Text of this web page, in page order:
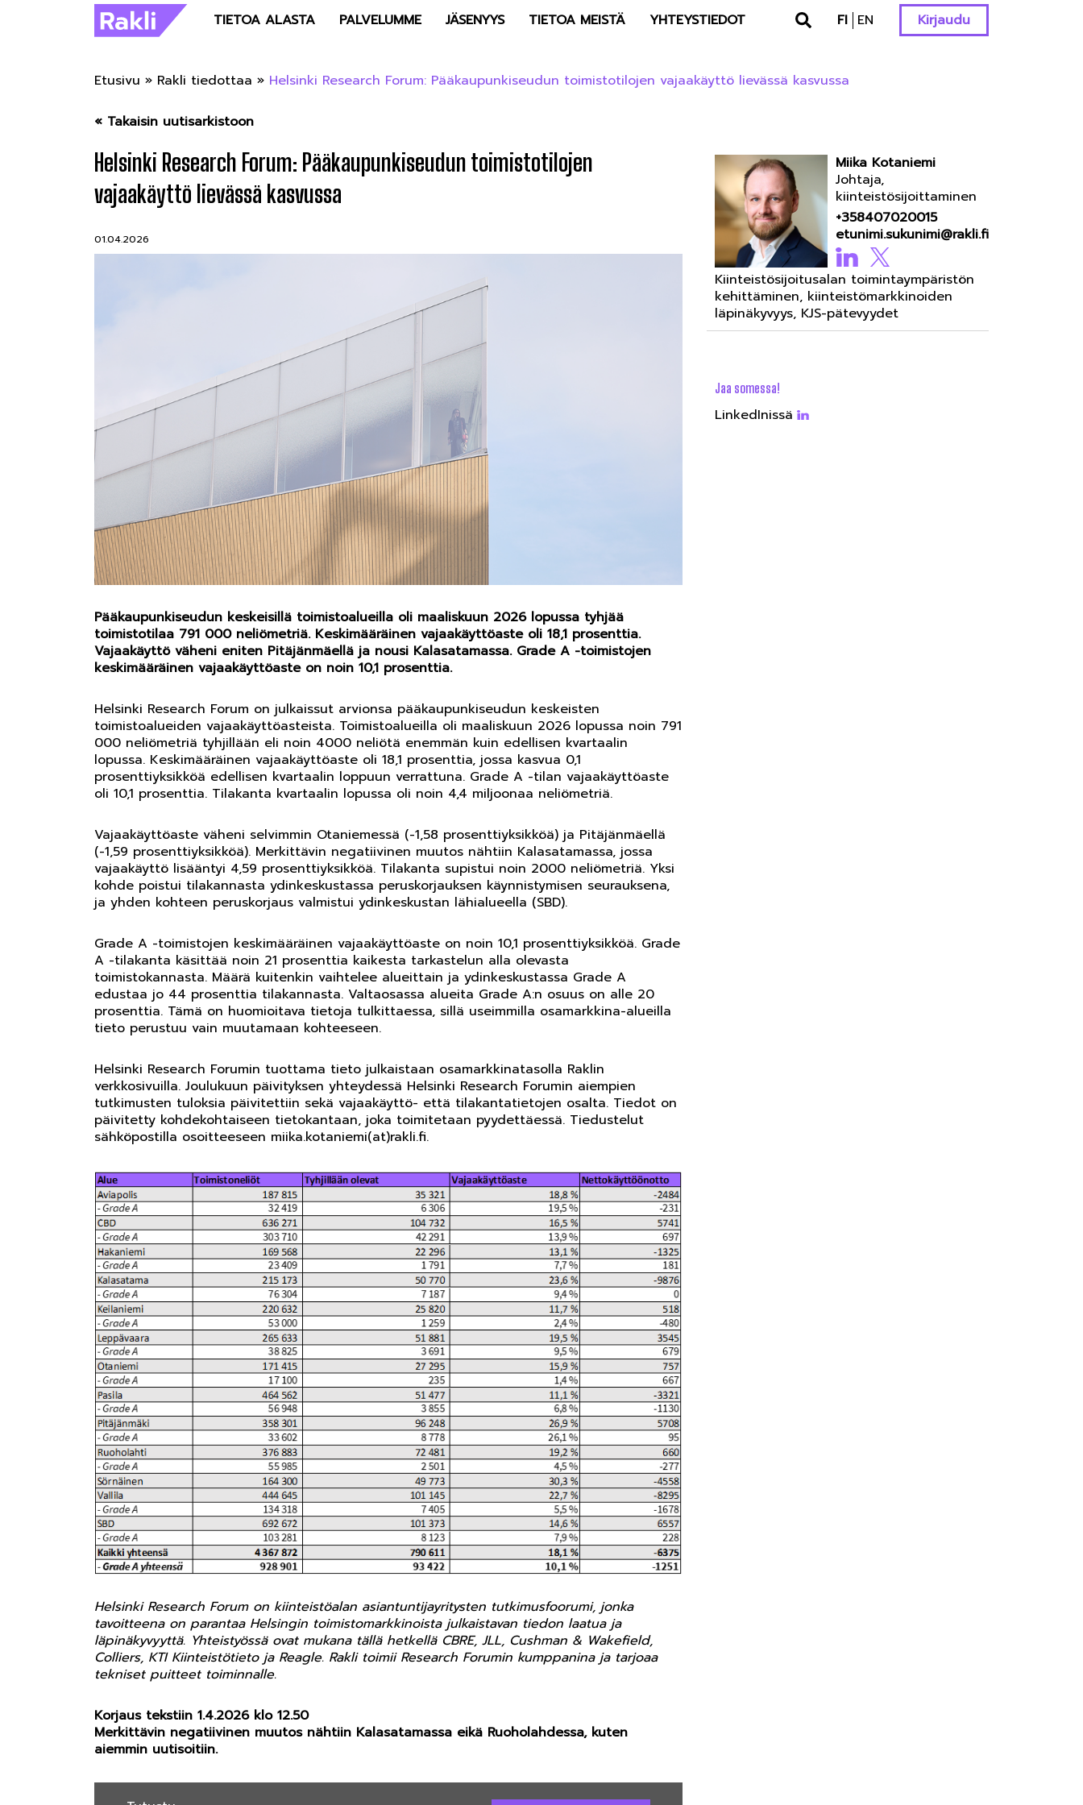
TIETOA ALASTA PALVELUMME JÄSENYYS TIETOA MEISTÄ YHTEYSTIEDOT FI EN Kirjaudu
Etusivu » Rakli tiedottaa » Helsinki Research Forum: Pääkaupunkiseudun toimistotilojen vajaakäyttö lievässä kasvussa
« Takaisin uutisarkistoon
Helsinki Research Forum: Pääkaupunkiseudun toimistotilojen
vajaakäyttö lievässä kasvussa
01.04.2026
Pääkaupunkiseudun keskeisillä toimistoalueilla oli maaliskuun 2026 lopussa tyhjää
toimistotilaa 791 000 neliömetriä. Keskimääräinen vajaakäyttöaste oli 18,1 prosenttia.
Vajaakäyttö väheni eniten Pitäjänmäellä ja nousi Kalasatamassa. Grade A -toimistojen
keskimääräinen vajaakäyttöaste on noin 10,1 prosenttia.
Helsinki Research Forum on julkaissut arvionsa pääkaupunkiseudun keskeisten
toimistoalueiden vajaakäyttöasteista. Toimistoalueilla oli maaliskuun 2026 lopussa noin 791
000 neliömetriä tyhjillään eli noin 4000 neliötä enemmän kuin edellisen kvartaalin
lopussa. Keskimääräinen vajaakäyttöaste oli 18,1 prosenttia, jossa kasvua 0,1
prosenttiyksikköä edellisen kvartaalin loppuun verrattuna. Grade A -tilan vajaakäyttöaste
oli 10,1 prosenttia. Tilakanta kvartaalin lopussa oli noin 4,4 miljoonaa neliömetriä.
Vajaakäyttöaste väheni selvimmin Otaniemessä (-1,58 prosenttiyksikköä) ja Pitäjänmäellä
(-1,59 prosenttiyksikköä). Merkittävin negatiivinen muutos nähtiin Kalasatamassa, jossa
vajaakäyttö lisääntyi 4,59 prosenttiyksikköä. Tilakanta supistui noin 2000 neliömetriä. Yksi
kohde poistui tilakannasta ydinkeskustassa peruskorjauksen käynnistymisen seurauksena,
ja yhden kohteen peruskorjaus valmistui ydinkeskustan lähialueella (SBD).
Grade A -toimistojen keskimääräinen vajaakäyttöaste on noin 10,1 prosenttiyksikköä. Grade
A -tilakanta käsittää noin 21 prosenttia kaikesta tarkastelun alla olevasta
toimistokannasta. Määrä kuitenkin vaihtelee alueittain ja ydinkeskustassa Grade A
edustaa jo 44 prosenttia tilakannasta. Valtaosassa alueita Grade A:n osuus on alle 20
prosenttia. Tämä on huomioitava tietoja tulkittaessa, sillä useimmilla osamarkkina-alueilla
tieto perustuu vain muutamaan kohteeseen.
Helsinki Research Forumin tuottama tieto julkaistaan osamarkkinatasolla Raklin
verkkosivuilla. Joulukuun päivityksen yhteydessä Helsinki Research Forumin aiempien
tutkimusten tuloksia päivitettiin sekä vajaakäyttö- että tilakantatietojen osalta. Tiedot on
päivitetty kohdekohtaiseen tietokantaan, joka toimitetaan pyydettäessä. Tiedustelut
sähköpostilla osoitteeseen miika.kotaniemi(at)rakli.fi.
Helsinki Research Forum on kiinteistöalan asiantuntijayritysten tutkimusfoorumi, jonka
tavoitteena on parantaa Helsingin toimistomarkkinoista julkaistavan tiedon laatua ja
läpinäkyvyyttä. Yhteistyössä ovat mukana tällä hetkellä CBRE, JLL, Cushman & Wakefield,
Colliers, KTI Kiinteistötieto ja Reagle. Rakli toimii Research Forumin kumppanina ja tarjoaa
tekniset puitteet toiminnalle.
Korjaus tekstiin 1.4.2026 klo 12.50
Merkittävin negatiivinen muutos nähtiin Kalasatamassa eikä Ruoholahdessa, kuten
aiemmin uutisoitiin.
Miika Kotaniemi
Johtaja,
kiinteistösijoittaminen
+358407020015
etunimi.sukunimi@rakli.fi
Kiinteistösijoitusalan toimintaympäristön
kehittäminen, kiinteistömarkkinoiden
läpinäkyvyys, KJS-pätevyydet
Jaa somessa!
LinkedInissä